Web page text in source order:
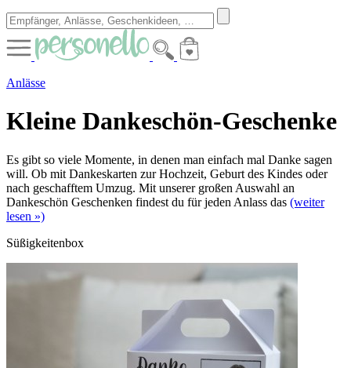
Anlässe
Kleine Dankeschön-Geschenke
Es gibt so viele Momente, in denen man einfach mal Danke sagen
will. Ob mit Dankeskarten zur Hochzeit, Geburt des Kindes oder
nach geschafftem Umzug. Mit unserer großen Auswahl an
Dankeschön Geschenken findest du für jeden Anlass das (weiter
lesen »)
Süßigkeitenbox